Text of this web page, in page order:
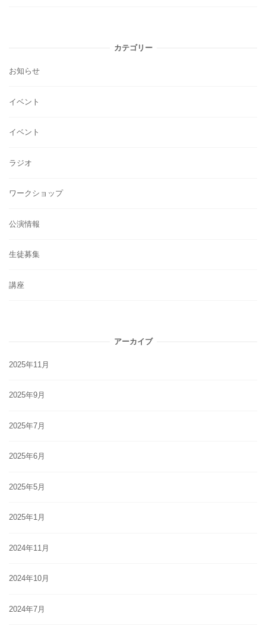
カテゴリー
お知らせ
イベント
イベント
ラジオ
ワークショップ
公演情報
生徒募集
講座
アーカイブ
2025年11月
2025年9月
2025年7月
2025年6月
2025年5月
2025年1月
2024年11月
2024年10月
2024年7月